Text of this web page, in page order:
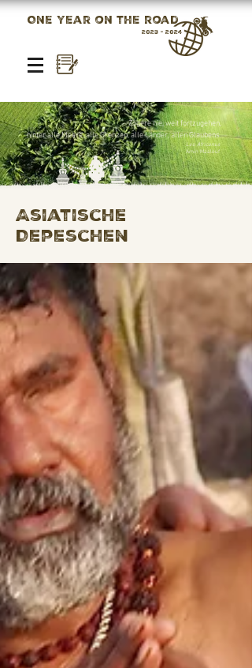
One year on the road
2023 - 2024
Zögere nie, weit fortzugehen,
hinter alle Meere,alle Grenzen, alle Länder, allen Glaubens.
LeoAfricanus
Amin Maalouf
Asiatische
Depeschen